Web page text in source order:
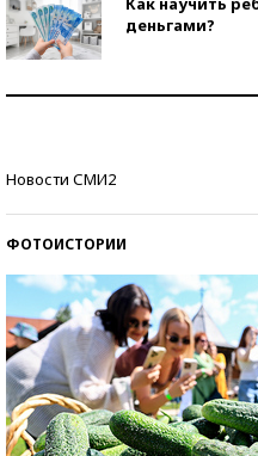
деньгами?
Новости СМИ2
ФОТОИСТОРИИ